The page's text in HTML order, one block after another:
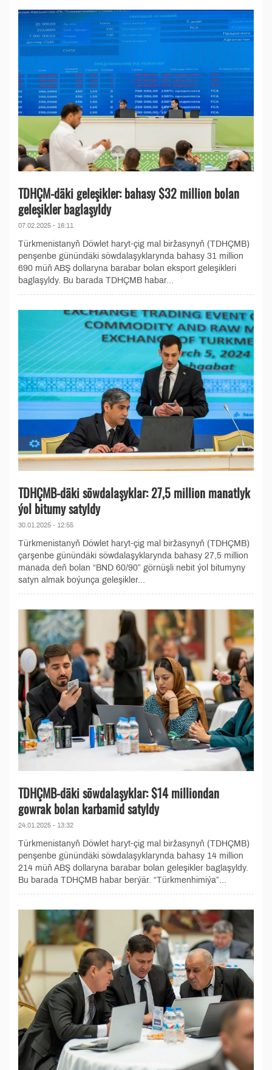
TDHÇM-däki geleşikler: bahasy $32 million bolan
geleşikler baglaşyldy
07.02.2025 - 16:11
Türkmenistanyň Döwlet haryt-çig mal biržasynyň (TDHÇMB)
penşenbe günündäki söwdalaşyklarynda bahasy 31 million
690 müň ABŞ dollaryna barabar bolan eksport geleşikleri
baglaşyldy. Bu barada TDHÇMB habar...
TDHÇMB-däki söwdalaşyklar: 27,5 million manatlyk
ýol bitumy satyldy
30.01.2025 - 12:55
Türkmenistanyň Döwlet haryt-çig mal biržasynyň (TDHÇMB)
çarşenbe günündäki söwdalaşyklarynda bahasy 27,5 million
manada deň bolan “BND 60/90” görnüşli nebit ýol bitumyny
satyn almak boýunça geleşikler...
TDHÇMB-däki söwdalaşyklar: $14 milliondan
gowrak bolan karbamid satyldy
24.01.2025 - 13:32
Türkmenistanyň Döwlet haryt-çig mal biržasynyň (TDHÇMB)
penşenbe günündäki söwdalaşyklarynda bahasy 14 million
214 müň ABŞ dollaryna barabar bolan geleşikler baglaşyldy.
Bu barada TDHÇMB habar berýär. “Türkmenhimiýa”...